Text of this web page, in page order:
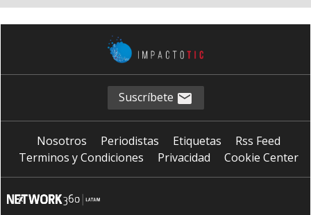
Suscríbete
Nosotros Periodistas Etiquetas
Rss Feed
Terminos y Condiciones
Privacidad Cookie Center